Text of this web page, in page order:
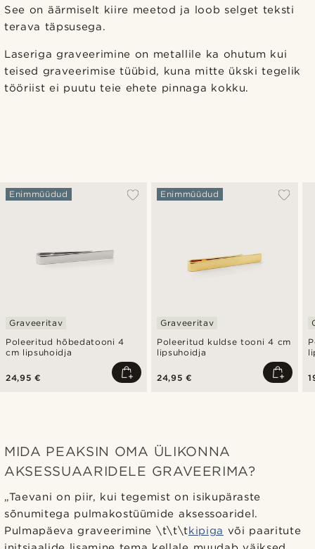
See on äärmiselt kiire meetod ja loob selget teksti
terava täpsusega.
Laseriga graveerimine on metallile ka ohutum kui
teised graveerimise tüübid, kuna mitte ükski tegelik
tööriist ei puutu teie ehete pinnaga kokku.
Poleeritud hõbedatooni 4
cm lipsuhoidja
Enimmüüdud
Graveeritav
24,95 €
Poleeritud kuldse tooni 4 cm
lipsuhoidja
Enimmüüdud
Graveeritav
24,95 €
MIDA PEAKSIN OMA ÜLIKONNA
AKSESSUAARIDELE GRAVEERIMA?
„Taevani on piir, kui tegemist on isikupäraste
sõnumitega pulmakostüümide aksessoaridel.
Pulmapäeva graveerimine \t\t\tkipiga või paaritute